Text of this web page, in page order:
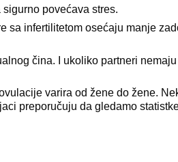
povećava stres.
sa infertilitetom osećaju manje
čina. I ukoliko partneri
varira od žene do žene.
preporučuju da gledamo